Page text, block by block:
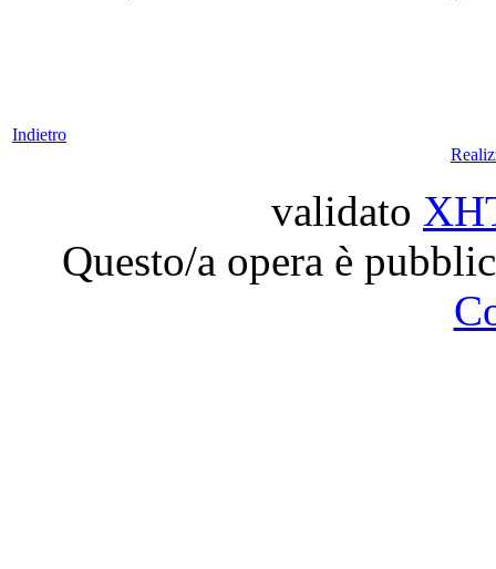
Indietro
validato
Questo/a opera è